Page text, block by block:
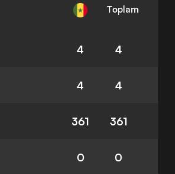
Toplam
4 4
4 4
361 361
0 0